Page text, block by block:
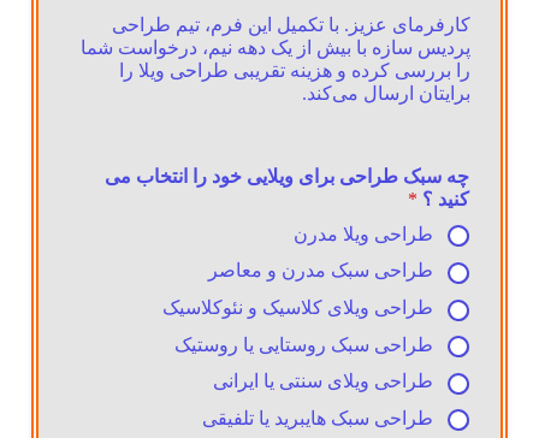
کارفرمای عزیز. با تکمیل این فرم، تیم طراحی
پردیس سازه با بیش از یک دهه نیم، درخواست شما
را بررسی کرده و هزینه تقریبی طراحی ویلا را
برایتان ارسال می‌کند.
چه سبک طراحی برای ویلایی خود را انتخاب می
کنید ؟ *
طراحی ویلا مدرن
طراحی سبک مدرن و معاصر
طراحی ویلای کلاسیک و نئوکلاسیک
طراحی سبک روستایی یا روستیک
طراحی ویلای سنتی یا ایرانی
طراحی سبک هایبرید یا تلفیقی